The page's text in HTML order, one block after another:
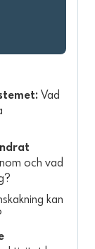
Vad
och vad
kan